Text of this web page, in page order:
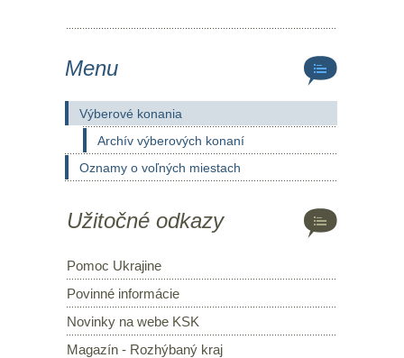
Menu
Výberové konania
Archív výberových konaní
Oznamy o voľných miestach
Užitočné odkazy
Pomoc Ukrajine
Povinné informácie
Novinky na webe KSK
Magazín - Rozhýbaný kraj